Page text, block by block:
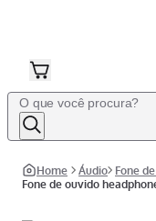
áudio
fone
fone de ouvido